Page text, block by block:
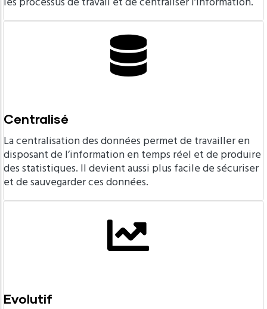
Centralisé
La centralisation des données permet de travailler en
disposant de l’information en temps réel et de produire
des statistiques. Il devient aussi plus facile de sécuriser
et de sauvegarder ces données.
Evolutif